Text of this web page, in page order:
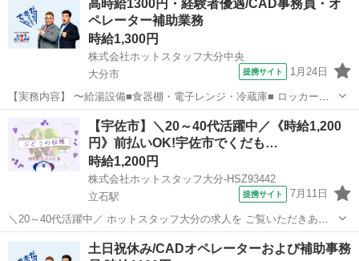
業において 設計および図の作成を支援するシステム ソフトであるCAD
のオペレーター業務 ...
高時給1300円・経験者優遇/CAD事務員・オ
ペレーター補助業務
時給1,300円
株式会社ホットスタッフ大分中央
大分市
提携サイト 1月24日
【実務内容】 〜給湯設備■食器棚・電子レンジ・冷蔵庫■ ロッカール
ームなど充実に完備しております！ きれいなオフィスでのＣＡＤオペ
レーターを担当♪ 基本CAD設計をメインに◎ 主に製薬会社工場などの
プラントに関わる管工事...
その他
【宇佐市】＼20～40代活躍中／《時給1,200
円》前払いOK!宇佐市でくだも…
時給1,200円
株式会社ホットスタッフ大分-HSZ93442
立石駅
提携サイト 7月11日
＼20～40代活躍中／ ホットスタッフ大分の求人を ご覧いただきあり
がとうございます▼・ω・▽ ＼ ご紹介するお仕事のPOINT / ◆くだも
のの栽培や収穫に興味のある方 ◆作物の勉強をしたい方 ◆短期のお仕
大分 宇佐市 立石駅
土日祝休み/CADオペレーターおよび補助事務